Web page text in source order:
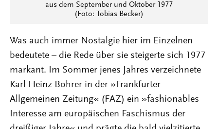
aus dem September und Oktober 1977
(Foto: Tobias Becker)
Was auch immer Nostalgie hier im Einzelnen
bedeutete – die Rede über sie steigerte sich 1977
markant. Im Sommer jenes Jahres verzeichnete
Karl Heinz Bohrer in der »Frankfurter
Allgemeinen Zeitung« (FAZ) ein »fashionables
Interesse am europäischen Faschismus der